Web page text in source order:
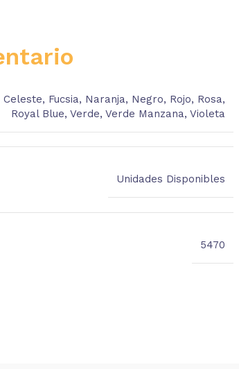
Celeste, Fucsia, Naranja, Negro, Rojo, Rosa,
Royal Blue, Verde, Verde Manzana, Violeta
Unidades Disponibles
5470